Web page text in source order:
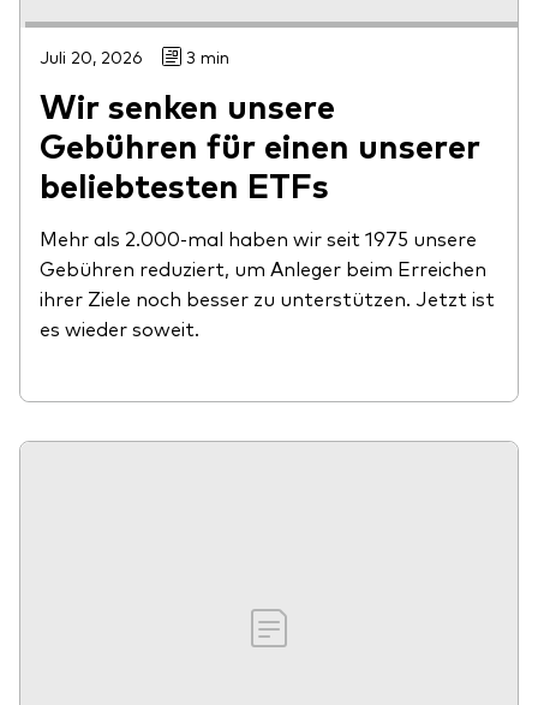
Juli 20, 2026 3 min
Wir senken unsere
Gebühren für einen unserer
beliebtesten ETFs
Mehr als 2.000-mal haben wir seit 1975 unsere
Gebühren reduziert, um Anleger beim Erreichen
ihrer Ziele noch besser zu unterstützen. Jetzt ist
es wieder soweit.